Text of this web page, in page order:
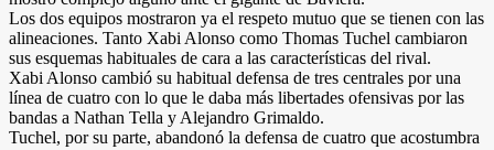
Los dos equipos mostraron ya el respeto mutuo que se tienen con las
alineaciones. Tanto Xabi Alonso como Thomas Tuchel cambiaron
sus esquemas habituales de cara a las características del rival.
Xabi Alonso cambió su habitual defensa de tres centrales por una
línea de cuatro con lo que le daba más libertades ofensivas por las
bandas a Nathan Tella y Alejandro Grimaldo.
Tuchel, por su parte, abandonó la defensa de cuatro que acostumbra